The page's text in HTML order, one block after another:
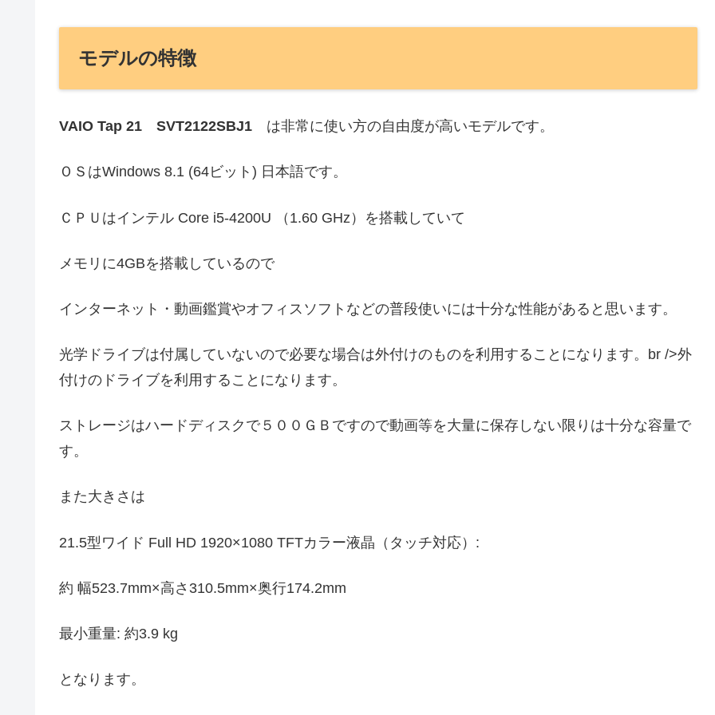
モデルの特徴
VAIO Tap 21 SVT2122SBJ1 は非常に使い方の自由度が高いモデルです。
ＯＳはWindows 8.1 (64ビット) 日本語です。
ＣＰＵはインテル Core i5-4200U （1.60 GHz）を搭載していて
メモリに4GBを搭載しているので
インターネット・動画鑑賞やオフィスソフトなどの普段使いには十分な性能があると思います。
光学ドライブは付属していないので必要な場合は外付けのものを利用することになります。br />外
付けのドライブを利用することになります。
ストレージはハードディスクで５００ＧＢですので動画等を大量に保存しない限りは十分な容量で
す。
また大きさは
21.5型ワイド Full HD 1920×1080 TFTカラー液晶（タッチ対応）:
約 幅523.7mm×高さ310.5mm×奥行174.2mm
最小重量: 約3.9 kg
となります。